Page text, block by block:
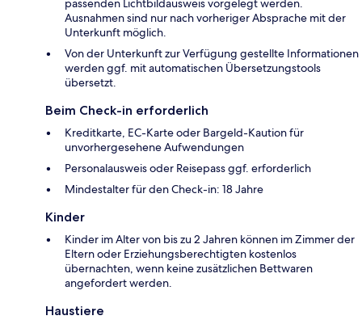
passenden Lichtbildausweis vorgelegt werden.
Ausnahmen sind nur nach vorheriger Absprache mit der
Unterkunft möglich.
Von der Unterkunft zur Verfügung gestellte Informationen
werden ggf. mit automatischen Übersetzungstools
übersetzt.
Beim Check-in erforderlich
Kreditkarte, EC-Karte oder Bargeld-Kaution für
unvorhergesehene Aufwendungen
Personalausweis oder Reisepass ggf. erforderlich
Mindestalter für den Check-in: 18 Jahre
Kinder
Kinder im Alter von bis zu 2 Jahren können im Zimmer der
Eltern oder Erziehungsberechtigten kostenlos
übernachten, wenn keine zusätzlichen Bettwaren
angefordert werden.
Haustiere